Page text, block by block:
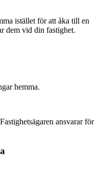
istället för att åka till en
dem vid din fastighet.
hemma.
ansvarar för